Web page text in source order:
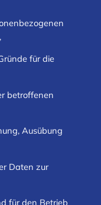
für die
betroffenen
Ausübung
Daten zur
für den Betrieb